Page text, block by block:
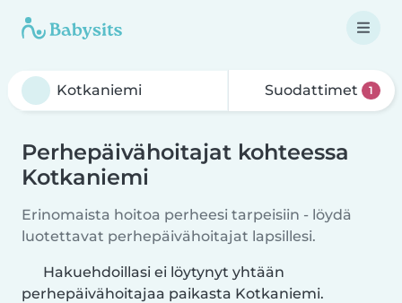
Suodattimet 1
Perhepäivähoitajat kohteessa
Kotkaniemi
Erinomaista hoitoa perheesi tarpeisiin - löydä
luotettavat perhepäivähoitajat lapsillesi.
Hakuehdoillasi ei löytynyt yhtään
perhepäivähoitajaa paikasta Kotkaniemi.